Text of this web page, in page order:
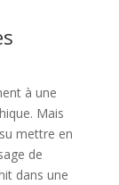
à une
Mais
mettre en
de
dans une